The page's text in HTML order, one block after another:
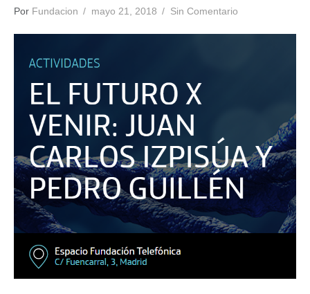
Por Fundacion mayo 21, 2018 Sin Comentario